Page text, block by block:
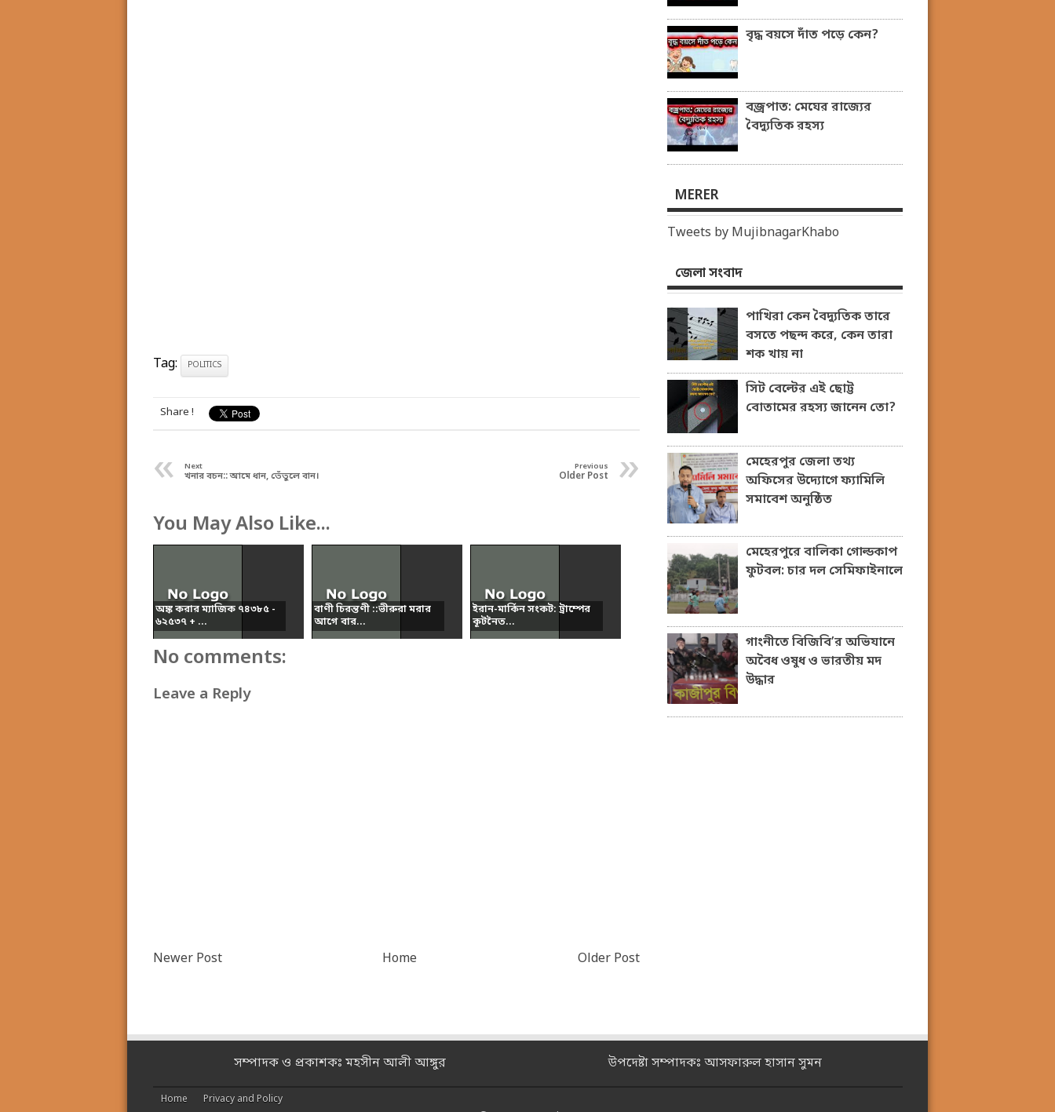
Tag: POLITICS
Share !
« Next
খনার বচন:: আমে ধান, তেঁতুলে বান। »
Previous
Older Post
You May Also Like...
অঙ্ক করার ম্যাজিক ৭৪৩৮৫ -
৬২৫৩৭ + ...
বাণী চিরন্তণী ::ভীরুরা মরার
আগে বার...
ইরান-মার্কিন সংকট: ট্রাম্পের
কূটনৈত...
No comments:
Leave a Reply
Newer Post Older Post
Home
বৃদ্ধ বয়সে দাঁত পড়ে কেন?
বজ্রপাত: মেঘের রাজ্যের
বৈদ্যুতিক রহস্য
MERER
Tweets by MujibnagarKhabo
জেলা সংবাদ
পাখিরা কেন বৈদ্যুতিক তারে
বসতে পছন্দ করে, কেন তারা
শক খায় না
সিট বেল্টের এই ছোট্ট
বোতামের রহস্য জানেন তো?
মেহেরপুর জেলা তথ্য
অফিসের উদ্যোগে ফ্যামিলি
সমাবেশ অনুষ্ঠিত
মেহেরপুরে বালিকা গোল্ডকাপ
ফুটবল: চার দল সেমিফাইনালে
গাংনীতে বিজিবি’র অভিযানে
অবৈধ ওষুধ ও ভারতীয় মদ
উদ্ধার
সম্পাদক ও প্রকাশকঃ মহসীন আলী আঙ্গুর উপদেষ্টা সম্পাদকঃ আসফারুল হাসান সুমন
Home Privacy and Policy